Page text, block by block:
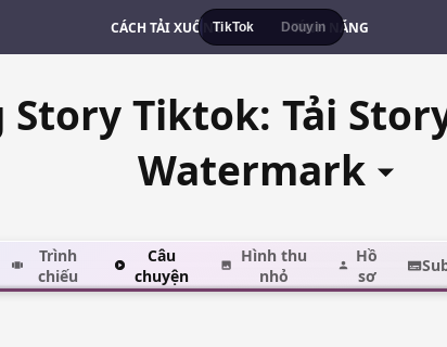
TikTok Douyin
CÁCH TẢI XUỐNG TÍNH NĂNG
Tiktok: Tải
Watermark
Trình
chiếu
Câu
chuyện
Hình thu
nhỏ
Hồ
sơ